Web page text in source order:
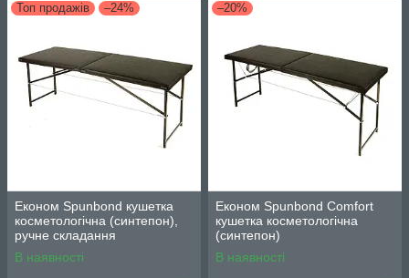
Топ продажів –24%
Економ Spunbond кушетка
косметологічна (синтепон),
ручне складання
В наявності
–20%
Економ Spunbond Comfort
кушетка косметологічна
(синтепон)
В наявності